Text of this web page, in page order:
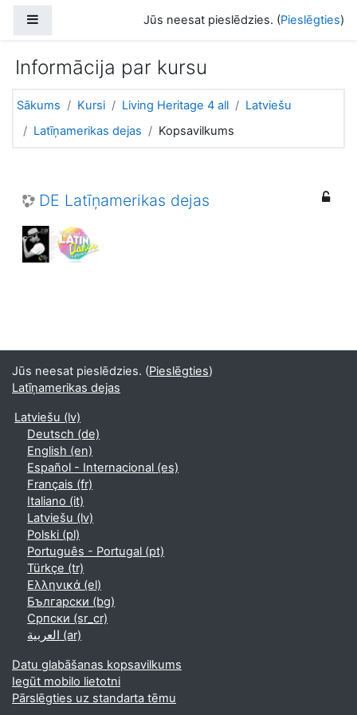
Jūs neesat pieslēdzies. (Pieslēgties)
Informācija par kursu
Sākums Kursi Living Heritage 4 all
Latviešu
Latīņamerikas dejas
Kopsavilkums
DE Latīņamerikas dejas
Jūs neesat pieslēdzies. (Pieslēgties)
Latīņamerikas dejas
Latviešu ‎(lv)‎
Deutsch ‎(de)‎
English ‎(en)‎
Español - Internacional ‎(es)‎
Français ‎(fr)‎
Italiano ‎(it)‎
Latviešu ‎(lv)‎
Polski ‎(pl)‎
Português - Portugal ‎(pt)‎
Türkçe ‎(tr)‎
Ελληνικά ‎(el)‎
Български ‎(bg)‎
Српски ‎(sr_cr)‎
العربية ‎(ar)‎
Datu glabāšanas kopsavilkums
Iegūt mobilo lietotni
Pārslēgties uz standarta tēmu